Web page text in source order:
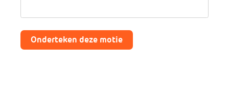
Onderteken deze motie